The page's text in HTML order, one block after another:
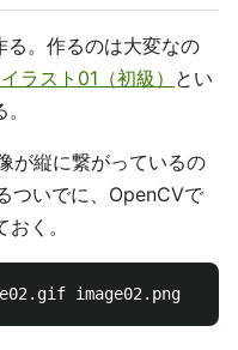
る。作るのは大変なの
ラスト01（初級） とい
が縦に繋がっているの
ついでに、OpenCVで
く。